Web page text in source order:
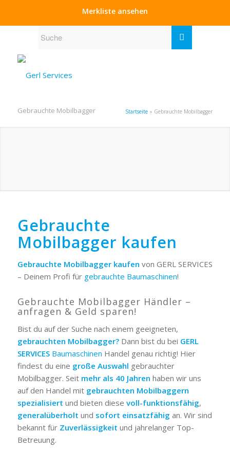
Merkliste ansehen
Gebrauchte Mobilbagger Startseite » Gebrauchte Mobilbagger
Gebrauchte
Mobilbagger kaufen
Gebrauchte Mobilbagger kaufen von GERL SERVICES
– Deinem Profi für gebrauchte Baumaschinen!
Gebrauchte Mobilbagger Händler –
anfragen & Geld sparen!
Bist du auf der Suche nach einem geeigneten,
gebrauchten Mobilbagger?Dann bist du bei GERL
SERVICES Baumaschinen Handel genau richtig! Hier
findest du eine große Auswahl gebrauchter
Mobilbagger. Seit mehr als 40 Jahren haben wir uns
auf den Handel mit gebrauchten Mobilbaggern
spezialisiert und bieten diese voll-funktionsfähig,
generalüberholt und sofort einsatzfähig an. Wir sind
bekannt für Zuverlässigkeit und jahrelanger Top-
Betreuung.